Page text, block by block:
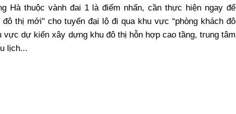
Hà thuộc vành đai 1 là điểm nhấn, cần thực hiện ngay để
đô thị mới" cho tuyến đại lộ đi qua khu vực “phòng khách đô
vực dự kiến xây dựng khu đô thị hỗn hợp cao tầng, trung tâm
lịch...